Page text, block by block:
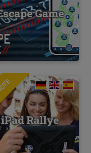
Game
iPad Rallye